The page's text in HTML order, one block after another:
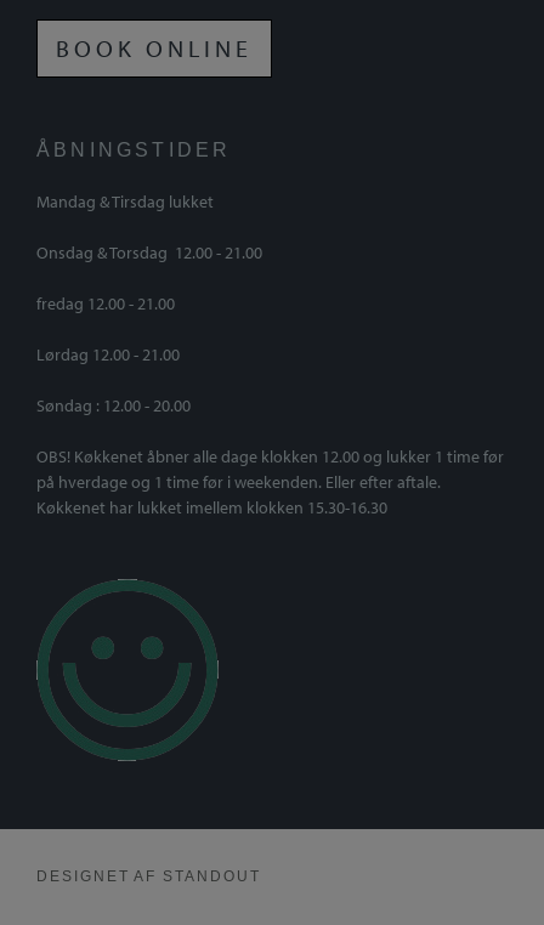
BOOK ONLINE
ÅBNINGSTIDER
Mandag & Tirsdag lukket
Onsdag & Torsdag 12.00 - 21.00
fredag 12.00 - 21.00
Lørdag 12.00 - 21.00
Søndag : 12.00 - 20.00
OBS! Køkkenet åbner alle dage klokken 12.00 og lukker 1 time før
på hverdage og 1 time før i weekenden. Eller efter aftale.
Køkkenet har lukket imellem klokken 15.30-16.30
DESIGNET AF STANDOUT